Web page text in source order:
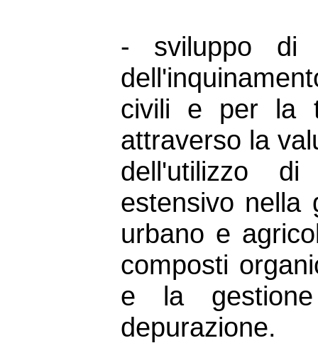
- sviluppo di
civili e per la
attraverso la
dell'utilizzo
estensivo nella
urbano e
composti
e la
depurazione.